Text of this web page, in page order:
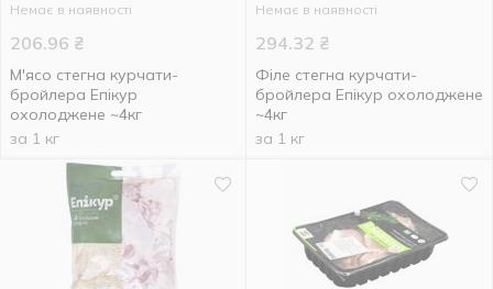
Немає в наявності
206.96 ₴
М'ясо стегна курчати-
бройлера Епікур
охолоджене ~4кг
за 1 кг
Немає в наявності
294.32 ₴
Філе стегна курчати-
бройлера Епікур охолоджене
~4кг
за 1 кг